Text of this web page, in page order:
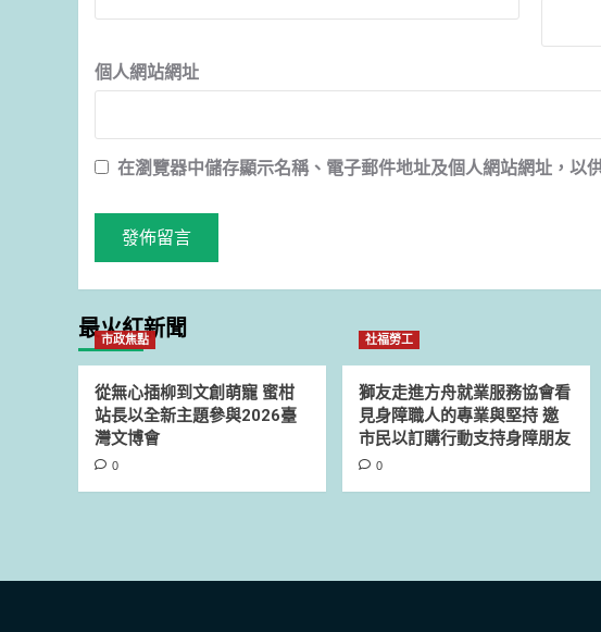
個人網站網址
在瀏覽器中儲存顯示名稱、電子郵件地址及個人網站網址，以
最火紅新聞
市政焦點
從無心插柳到文創萌寵 蜜柑
站長以全新主題參與2026臺
灣文博會
0
社福勞工
獅友走進方舟就業服務協會看
見身障職人的專業與堅持 邀
市民以訂購行動支持身障朋友
0